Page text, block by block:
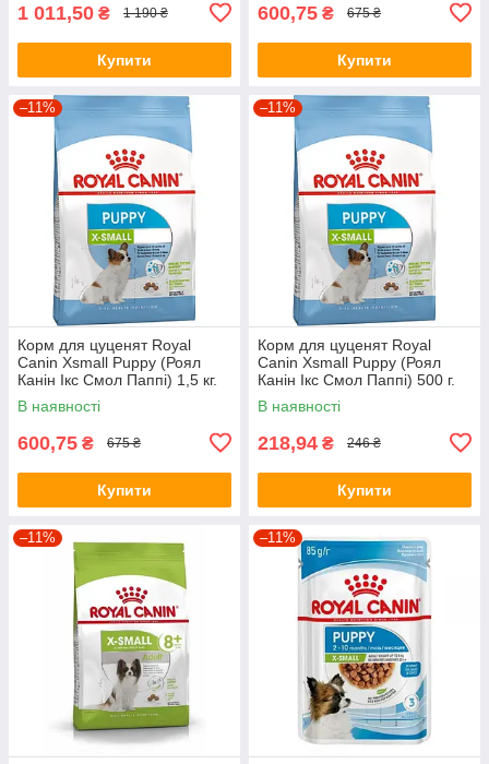
1 011,50 ₴ 1 190 ₴
Купити
600,75 ₴ 675 ₴
Купити
–11%
Корм для цуценят Royal
Canin Xsmall Puppy (Роял
Канін Ікс Смол Паппі) 1,5 кг.
В наявності
600,75 ₴ 675 ₴
Купити
–11%
Корм для цуценят Royal
Canin Xsmall Puppy (Роял
Канін Ікс Смол Паппі) 500 г.
В наявності
218,94 ₴ 246 ₴
Купити
–11% –11%